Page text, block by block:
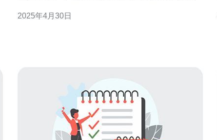
新兴市场，备受关注。本文将探讨越南是否拥有阿里
2025年4月30日